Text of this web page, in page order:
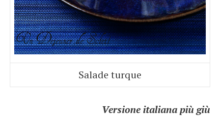
Salade turque
Versione italiana più giù